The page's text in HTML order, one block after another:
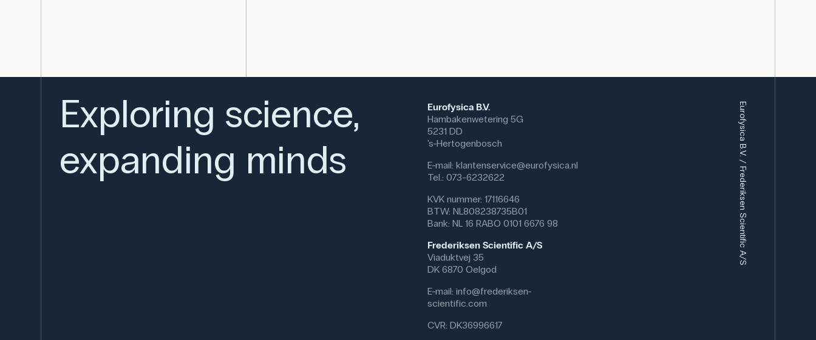
Exploring science,
expanding minds
Eurofysica B.V.
Hambakenwetering 5G
5231 DD
's-Hertogenbosch
E-mail: klantenservice@eurofysica.nl
Tel.: 073-6232622
KVK nummer: 17116646
BTW: NL808238735B01
Bank: NL 16 RABO 0101 6676 98
Frederiksen Scientific A/S
Viaduktvej 35
DK 6870 Oelgod
E-mail: info@frederiksen-
scientific.com
CVR: DK36996617
Eurofysica B.V. / Frederiksen Scientific A/S